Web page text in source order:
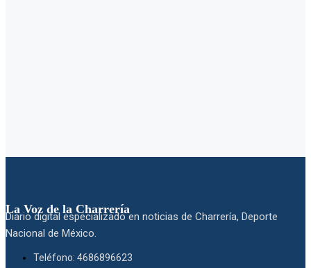
La Voz de la Charrería
Diario digital especializado en noticias de Charrería, Deporte
Nacional de México.
Teléfono: 4686896623